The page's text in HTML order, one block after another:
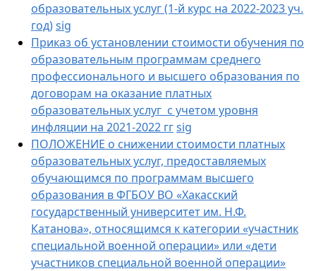
образовательных услуг (1-й курс на 2022-2023 уч.
год)sig
Приказ об установлении стоимости обучения по
образовательным программам среднего
профессионального и высшего образования по
договорам на оказание платных
образовательных услуг с учетом уровня
инфляции на 2021-2022 ггsig
ПОЛОЖЕНИЕ о снижении стоимости платных
образовательных услуг, предоставляемых
обучающимся по программам высшего
образования в ФГБОУ ВО «Хакасский
государственный университет им. Н.Ф.
Катанова», относящимся к категории «участник
специальной военной операции» или «дети
участников специальной военной операции»